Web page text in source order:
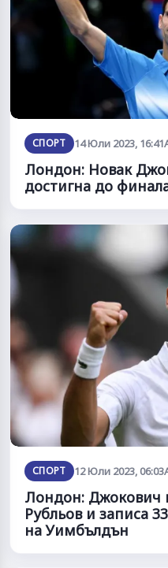
СПОРТ 14 Юли 2023, 16:41
Лондон: Новак
достигна до
СПОРТ 12 Юли 2023, 06:03
Лондон: Джокович
Рубльов и записа
на Уимбълдън